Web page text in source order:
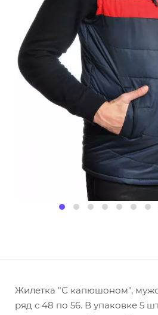
Жилетка "С капюшоном",
ряд с 48 по 56. В упаковке 5